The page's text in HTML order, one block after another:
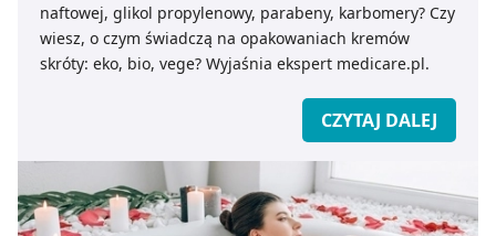
naftowej, glikol propylenowy, parabeny, karbomery? Czy
wiesz, o czym świadczą na opakowaniach kremów
skróty: eko, bio, vege? Wyjaśnia ekspert medicare.pl.
CZYTAJ DALEJ